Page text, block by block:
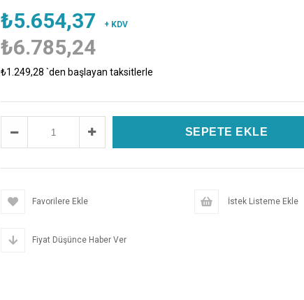
₺5.654,37 + KDV
₺6.785,24
₺1.249,28 `den başlayan taksitlerle
Favorilere Ekle İstek Listeme Ekle
Fiyat Düşünce Haber Ver